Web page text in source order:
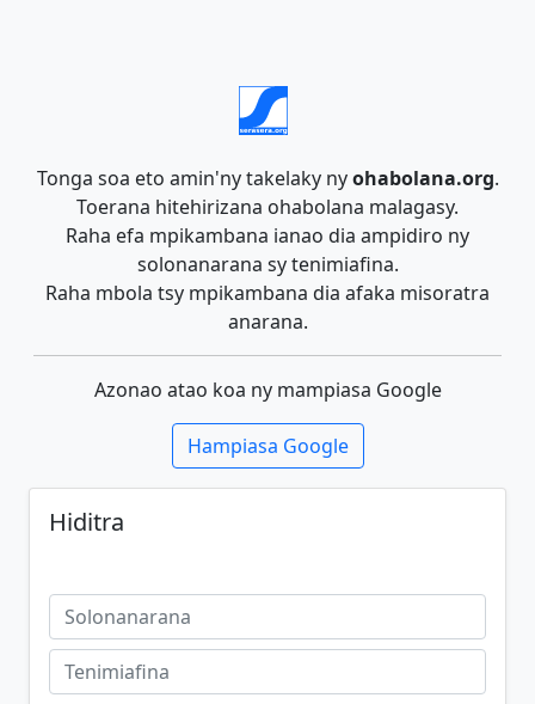
Tonga soa eto amin'ny takelaky nyohabolana.org.
Toerana hitehirizana ohabolana malagasy.
Raha efa mpikambana ianao dia ampidiro ny
solonanarana sy tenimiafina.
Raha mbola tsy mpikambana dia afaka misoratra
anarana.
Azonao atao koa ny mampiasa Google
Hampiasa Google
Hiditra